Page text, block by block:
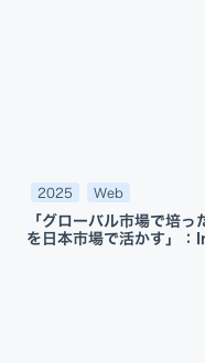
2025 Web
「グローバル市場で培
を日本市場で活かす」